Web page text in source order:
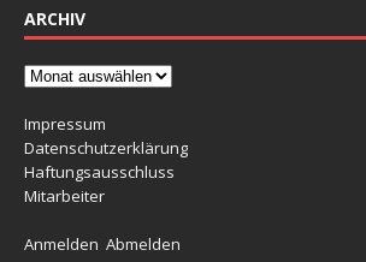
ARCHIV
Impressum
Datenschutzerklärung
Haftungsausschluss
Mitarbeiter
Anmelden Abmelden